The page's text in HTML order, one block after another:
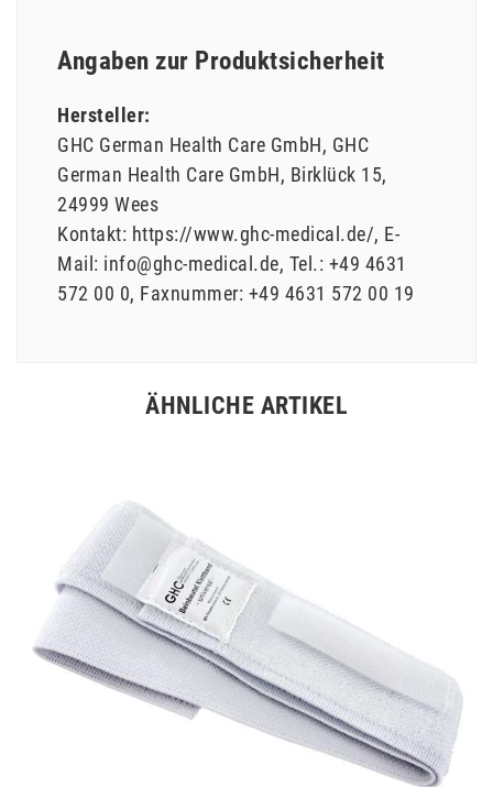
Angaben zur Produktsicherheit
Hersteller:
GHC German Health Care GmbH GHC
German Health Care GmbH Birklück 15
24999 Wees
Kontakt: https://www.ghc-medical.de/ E-
Mail: info@ghc-medical.de Tel.: +49 4631
572 00 0 Faxnummer: +49 4631 572 00 19
ÄHNLICHE ARTIKEL